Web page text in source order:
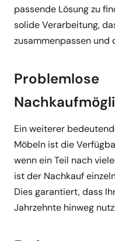
passende Lösung zu
solide Verarbeitung,
zusammenpassen
Problemlose
Ein weiterer
Möbeln ist die
wenn ein Teil nach
ist der Nachkauf
Dies garantiert, dass
Jahrzehnte hinweg